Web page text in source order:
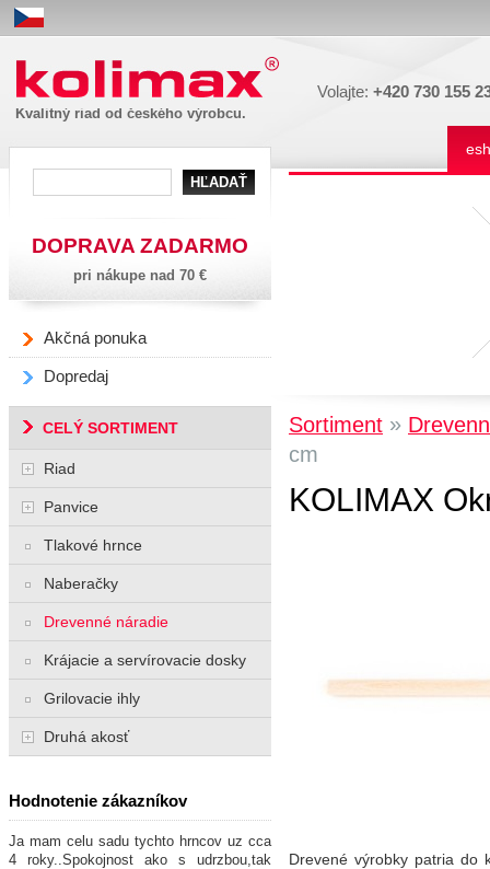
Kolimax
Sortiment »
cm
KOLIMAX
Drevené výrobky patria do
DOPRAVA ZADARMO
pri nákupe nad 70 €
Akčná ponuka
Dopredaj
CELÝ SORTIMENT
Riad
Panvice
Tlakové hrnce
Naberačky
Drevenné náradie
Krájacie a servírovacie dosky
Grilovacie ihly
Druhá akosť
Hodnotenie zákazníkov
Ja mam celu sadu tychto hrncov uz cca
4 roky..Spokojnost ako s udrzbou,tak
Kvalitný riad od českého výrobcu.
Volajte: +420 730 155